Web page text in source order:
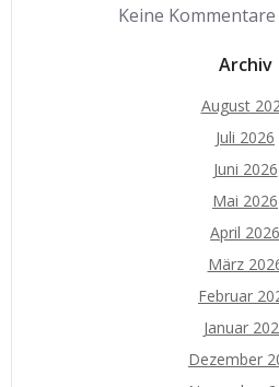
Keine
Archiv
August
Juli 2026
Juni 2026
Mai 2026
April 2026
März
Februar
Januar
Dezember